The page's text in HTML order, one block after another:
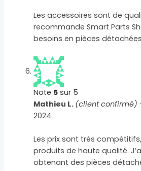
Les accessoires sont de
recommande Smart Parts
besoins en pièces
Note 5 sur 5
Mathieu L. (client confirmé)
2024
Les prix sont très
produits de haute qualité.
obtenant des pièces